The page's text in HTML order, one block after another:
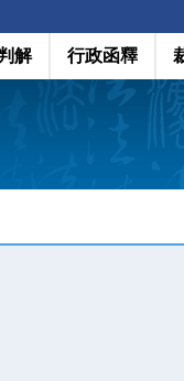
解 行政函釋